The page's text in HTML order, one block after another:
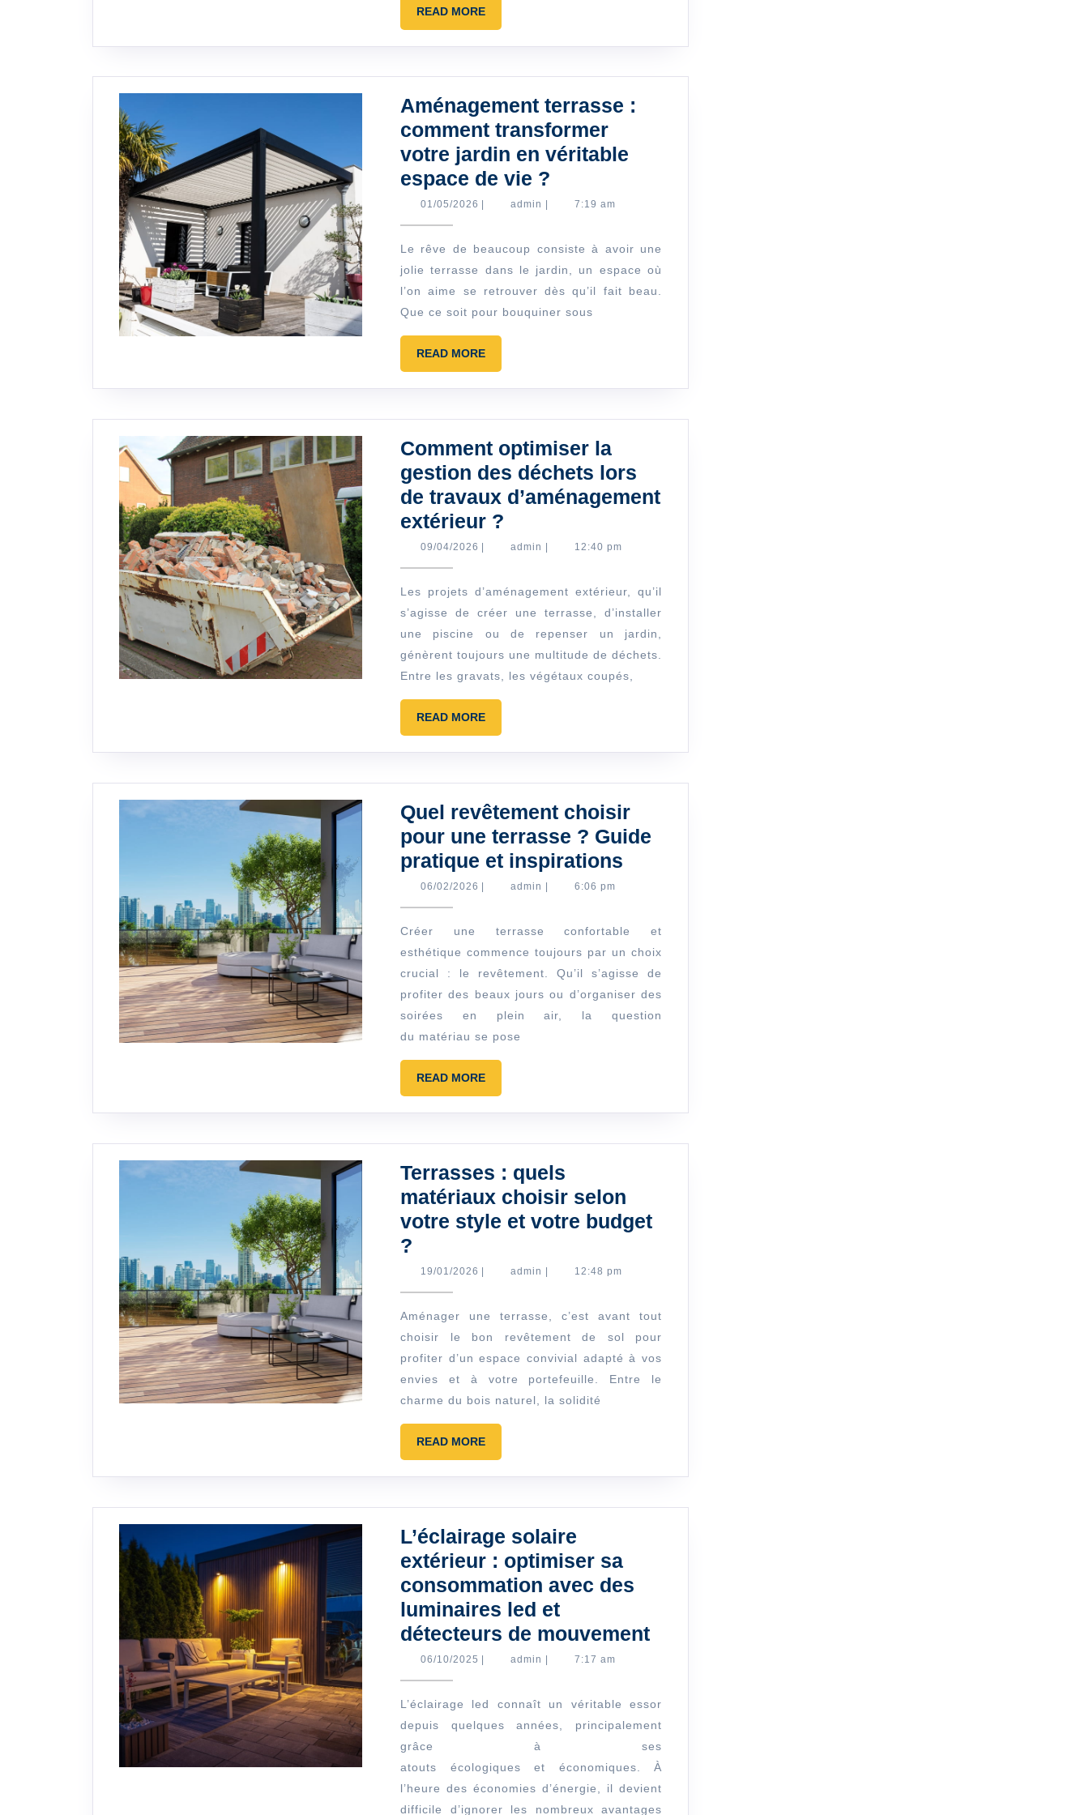
?
READ MOREREAD
MORE
Aménagement terrasse :
comment transformer
votre jardin en véritable
espace de vie ?
terrasse
comment
transformer
votre
jardin
de
vie
?
01/05/2026 01/05/2026
admin admin 7:19 am
Le rêve de beaucoup consiste à avoir une
jolie terrasse dans le jardin, un espace où
l’on aime se retrouver dès qu’il fait beau.
Que ce soit pour bouquiner sous
READ MOREREAD
MORE
Comment optimiser la
gestion des déchets lors
de travaux d’aménagement
extérieur ?
optimiser
gestion
des
déchets
lors
?
09/04/2026 09/04/2026
admin admin 12:40 pm
Les projets d’aménagement extérieur, qu’il
s’agisse de créer une terrasse, d’installer
une piscine ou de repenser un jardin,
génèrent toujours une multitude de déchets.
Entre les gravats, les végétaux coupés,
READ MOREREAD
MORE
Quel revêtement choisir
pour une terrasse ? Guide
pratique et inspirations
pour
une
terrasse
?
06/02/2026 06/02/2026
admin admin 6:06 pm
Créer une terrasse confortable et
esthétique commence toujours par un choix
crucial : le revêtement. Qu’il s’agisse de
profiter des beaux jours ou d’organiser des
soirées en plein air, la question
du matériau se pose
READ MOREREAD
MORE
Terrasses : quels
matériaux choisir selon
votre style et votre budget
?
quels
matériaux
choisir
selon
votre
et
votre
?
19/01/2026 19/01/2026
| admin admin
| 12:48 pm
Aménager une terrasse, c’est avant tout
choisir le bon revêtement de sol pour
profiter d’un espace convivial adapté à vos
envies et à votre portefeuille. Entre le
charme du bois naturel, la solidité
READ MOREREAD
MORE
L’éclairage solaire
extérieur : optimiser sa
consommation avec des
luminaires led et
détecteurs de mouvementL’éclairage
:
optimiser
sa
consommation
avec
06/10/2025 06/10/2025
| admin admin
| 7:17 am
L’éclairage led connaît un véritable essor
depuis quelques années, principalement
grâce à ses
atouts écologiques et économiques. À
l’heure des économies d’énergie, il devient
difficile d’ignorer les nombreux avantages